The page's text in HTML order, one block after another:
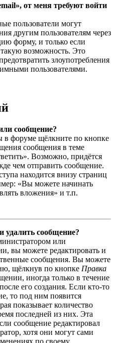
от меня требуют войти
пользователи могут
другим пользователям через
форму, и только если
возможность. Это
злоупотребления
пользователями.
сообщение?
в форуме щёлкните по кнопке
сообщения в теме
Возможно, придётся
чем отправить сообщение.
находится внизу страниц
«Вы можете начинать
вложения» и т.п.
удалить сообщение?
или
вы можете редактировать и
сообщения. Вы можете
щёлкнув по кнопке Правка
иногда только в течение
его создания. Если кто-то
то под ним появится
показывает количество
последней из них. Эта
сообщение редактировал
хотя они могут сами
по своему